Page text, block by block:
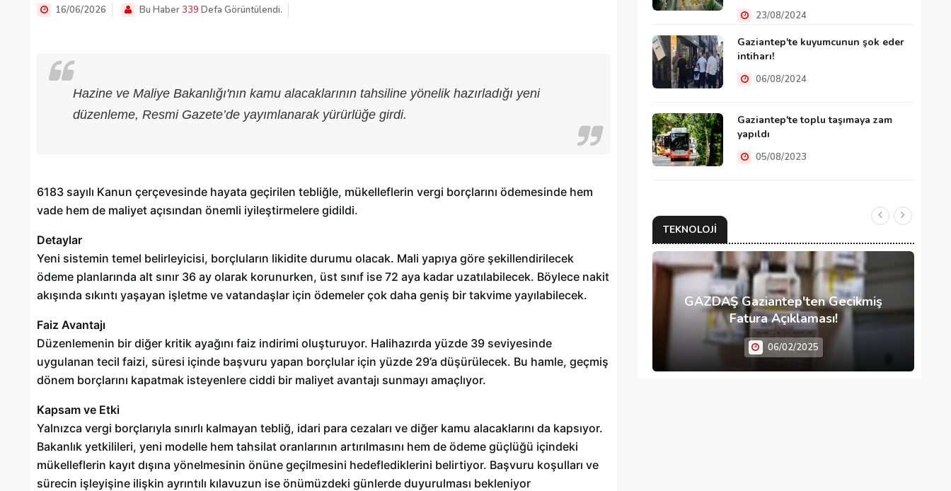
16/06/2026 Bu Haber339 Defa Görüntülendi.
Hazine ve Maliye Bakanlığı'nın kamu alacaklarının tahsiline yönelik hazırladığı yeni
düzenleme, Resmi Gazete’de yayımlanarak yürürlüğe girdi.
6183 sayılı Kanun çerçevesinde hayata geçirilen tebliğle, mükelleflerin vergi borçlarını ödemesinde hem
vade hem de maliyet açısından önemli iyileştirmelere gidildi.
Detaylar
Yeni sistemin temel belirleyicisi, borçluların likidite durumu olacak. Mali yapıya göre şekillendirilecek
ödeme planlarında alt sınır 36 ay olarak korunurken, üst sınıf ise 72 aya kadar uzatılabilecek. Böylece nakit
akışında sıkıntı yaşayan işletme ve vatandaşlar için ödemeler çok daha geniş bir takvime yayılabilecek.
Faiz Avantajı
Düzenlemenin bir diğer kritik ayağını faiz indirimi oluşturuyor. Halihazırda yüzde 39 seviyesinde
uygulanan tecil faizi, süresi içinde başvuru yapan borçlular için yüzde 29’a düşürülecek. Bu hamle, geçmiş
dönem borçlarını kapatmak isteyenlere ciddi bir maliyet avantajı sunmayı amaçlıyor.
Kapsam ve Etki
Yalnızca vergi borçlarıyla sınırlı kalmayan tebliğ, idari para cezaları ve diğer kamu alacaklarını da kapsıyor.
Bakanlık yetkilileri, yeni modelle hem tahsilat oranlarının artırılmasını hem de ödeme güçlüğü içindeki
mükelleflerin kayıt dışına yönelmesinin önüne geçilmesini hedeflediklerini belirtiyor. Başvuru koşulları ve
sürecin işleyişine ilişkin ayrıntılı kılavuzun ise önümüzdeki günlerde duyurulması bekleniyor
23/08/2024
Gaziantep'te kuyumcunun şok eder
intiharı!
06/08/2024
Gaziantep'te toplu taşımaya zam
yapıldı
05/08/2023
TEKNOLOJI
Gaziantep’te Toplu Ulaşım
28/01/2025
Şehitkamil Belediyesi işçi alımı
18/04/2025
GAZDAŞ Gaziantep'ten Gecikmiş
Fatura Açıklaması!
06/02/2025